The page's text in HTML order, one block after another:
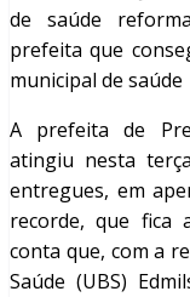
de saúde
prefeita que
municipal de saúde
A prefeita de
atingiu nesta
entregues, em
recorde, que fica
conta que, com a
Saúde (UBS)